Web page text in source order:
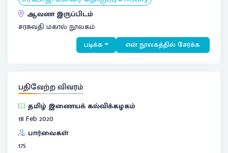
ஆவண இருப்பிடம்
சரசுவதி மகால் நூலகம்
படிக்க என் நூலகத்தில் சேர்க்க
பதிவேற்ற விவரம்
தமிழ் இணையக் கல்விக்கழகம்
18 Feb 2020
பார்வைகள்
175